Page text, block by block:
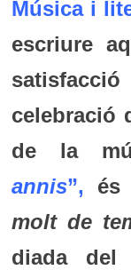
Música i
escriure
celebració
de la
annis”,
molt de
diada del